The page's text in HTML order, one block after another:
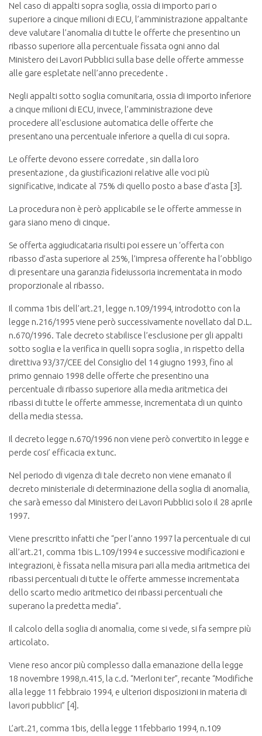
Nel caso di appalti sopra soglia, ossia di importo pari o
superiore a cinque milioni di ECU, l’amministrazione appaltante
deve valutare l’anomalia di tutte le offerte che presentino un
ribasso superiore alla percentuale fissata ogni anno dal
Ministero dei Lavori Pubblici sulla base delle offerte ammesse
alle gare espletate nell’anno precedente .
Negli appalti sotto soglia comunitaria, ossia di importo inferiore
a cinque milioni di ECU, invece, l’amministrazione deve
procedere all’esclusione automatica delle offerte che
presentano una percentuale inferiore a quella di cui sopra.
Le offerte devono essere corredate , sin dalla loro
presentazione , da giustificazioni relative alle voci più
significative, indicate al 75% di quello posto a base d’asta [3].
La procedura non è però applicabile se le offerte ammesse in
gara siano meno di cinque.
Se offerta aggiudicataria risulti poi essere un ‘offerta con
ribasso d’asta superiore al 25%, l’impresa offerente ha l’obbligo
di presentare una garanzia fideiussoria incrementata in modo
proporzionale al ribasso.
Il comma 1bis dell’art.21, legge n.109/1994, introdotto con la
legge n.216/1995 viene però successivamente novellato dal D.L.
n.670/1996. Tale decreto stabilisce l’esclusione per gli appalti
sotto soglia e la verifica in quelli sopra soglia , in rispetto della
direttiva 93/37/CEE del Consiglio del 14 giugno 1993, fino al
primo gennaio 1998 delle offerte che presentino una
percentuale di ribasso superiore alla media aritmetica dei
ribassi di tutte le offerte ammesse, incrementata di un quinto
della media stessa.
Il decreto legge n.670/1996 non viene però convertito in legge e
perde cosi’ efficacia ex tunc.
Nel periodo di vigenza di tale decreto non viene emanato il
decreto ministeriale di determinazione della soglia di anomalia,
che sarà emesso dal Ministero dei Lavori Pubblici solo il 28 aprile
1997.
Viene prescritto infatti che “per l’anno 1997 la percentuale di cui
all’art.21, comma 1bis L.109/1994 e successive modificazioni e
integrazioni, è fissata nella misura pari alla media aritmetica dei
ribassi percentuali di tutte le offerte ammesse incrementata
dello scarto medio aritmetico dei ribassi percentuali che
superano la predetta media”.
Il calcolo della soglia di anomalia, come si vede, si fa sempre più
articolato.
Viene reso ancor più complesso dalla emanazione della legge
18 novembre 1998,n.415, la c.d. “Merloni ter”, recante “Modifiche
alla legge 11 febbraio 1994, e ulteriori disposizioni in materia di
lavori pubblici” [4].
L’art.21, comma 1bis, della legge 11febbario 1994, n.109